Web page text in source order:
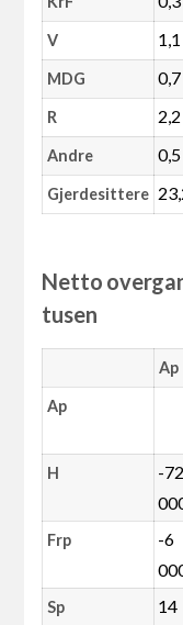
V 1,1
MDG 0,7
R 2,2
Andre 0,5
Gjerdesittere
Netto
tusen
Ap
Ap
H
-72
Frp
-6
Sp
14